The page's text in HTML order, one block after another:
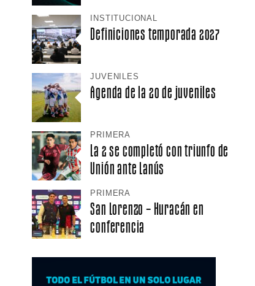
INSTITUCIONAL
Definiciones temporada 2027
JUVENILES
Agenda de la 20 de juveniles
PRIMERA
La 2 se completó con triunfo de
Unión ante Lanús
PRIMERA
San Lorenzo – Huracán en
conferencia